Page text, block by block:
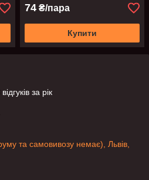
74 ₴/пара
Купити
за рік
та самовивозу немає), Львів,